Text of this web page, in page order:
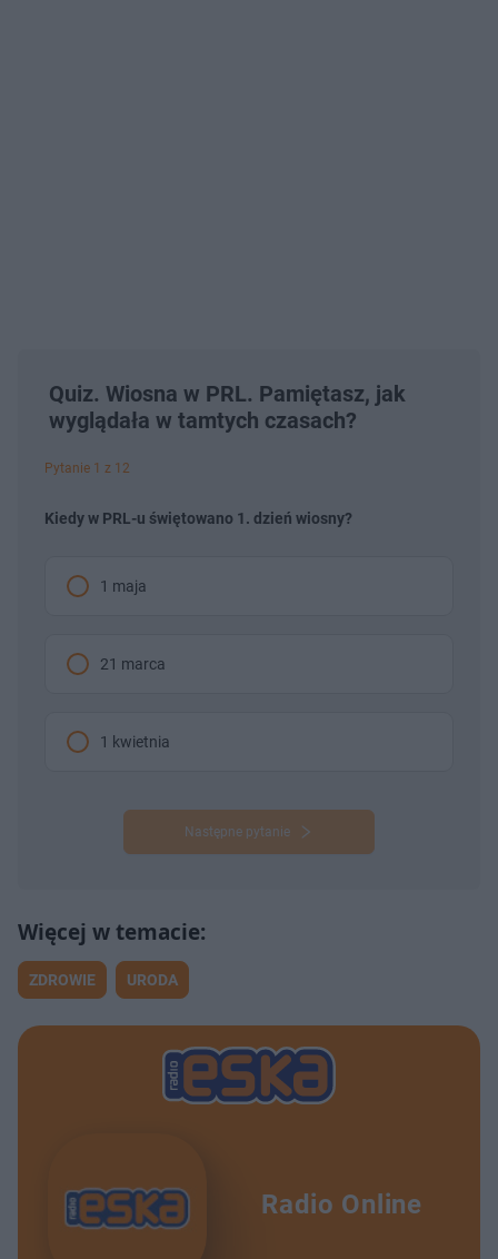
Quiz. Wiosna w PRL. Pamiętasz, jak
wyglądała w tamtych czasach?
Pytanie 1 z 12
Kiedy w PRL-u świętowano 1. dzień wiosny?
1 maja
21 marca
1 kwietnia
Następne pytanie
ZDROWIE URODA
Radio Online